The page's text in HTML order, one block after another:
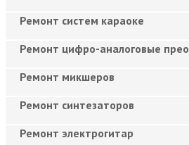
Ремонт систем караоке
Ремонт цифро-аналоговые
Ремонт микшеров
Ремонт синтезаторов
Ремонт электрогитар